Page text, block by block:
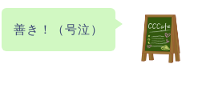
善き！（号泣）